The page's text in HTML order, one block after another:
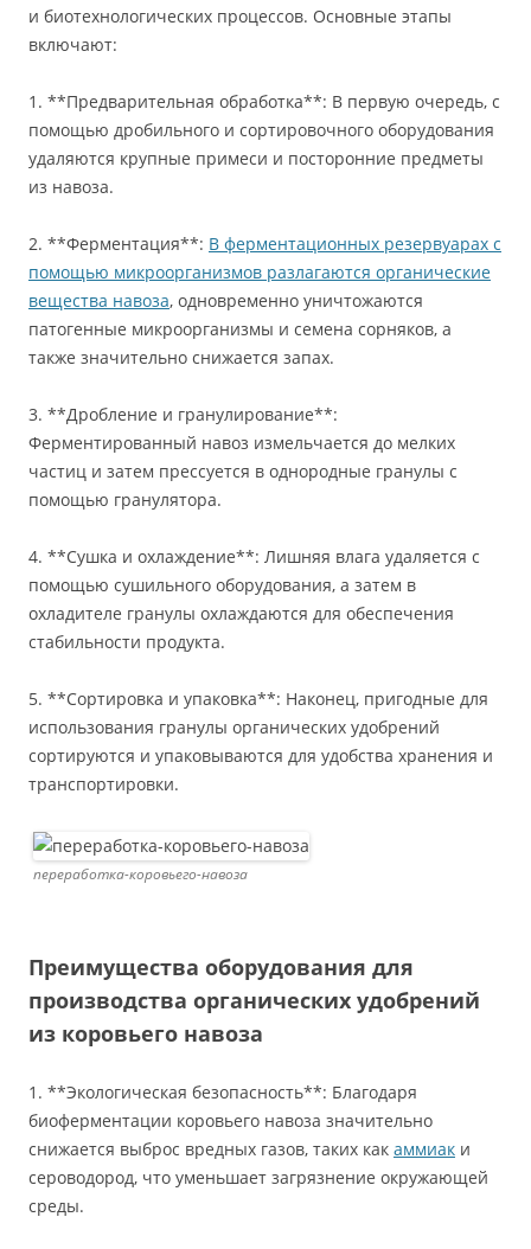
и биотехнологических процессов. Основные этапы
включают:
1. **Предварительная обработка**: В первую очередь, с
помощью дробильного и сортировочного оборудования
удаляются крупные примеси и посторонние предметы
из навоза.
2. **Ферментация**: В ферментационных резервуарах с
помощью микроорганизмов разлагаются органические
вещества навоза, одновременно уничтожаются
патогенные микроорганизмы и семена сорняков, а
также значительно снижается запах.
3. **Дробление и гранулирование**:
Ферментированный навоз измельчается до мелких
частиц и затем прессуется в однородные гранулы с
помощью гранулятора.
4. **Сушка и охлаждение**: Лишняя влага удаляется с
помощью сушильного оборудования, а затем в
охладителе гранулы охлаждаются для обеспечения
стабильности продукта.
5. **Сортировка и упаковка**: Наконец, пригодные для
использования гранулы органических удобрений
сортируются и упаковываются для удобства хранения и
транспортировки.
переработка-коровьего-навоза
Преимущества оборудования для
производства органических удобрений
из коровьего навоза
1. **Экологическая безопасность**: Благодаря
биоферментации коровьего навоза значительно
снижается выброс вредных газов, таких как аммиак и
сероводород, что уменьшает загрязнение окружающей
среды.